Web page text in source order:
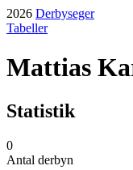
2026 Derbyseger
Tabeller
Mattias
Statistik
0
Antal derbyn